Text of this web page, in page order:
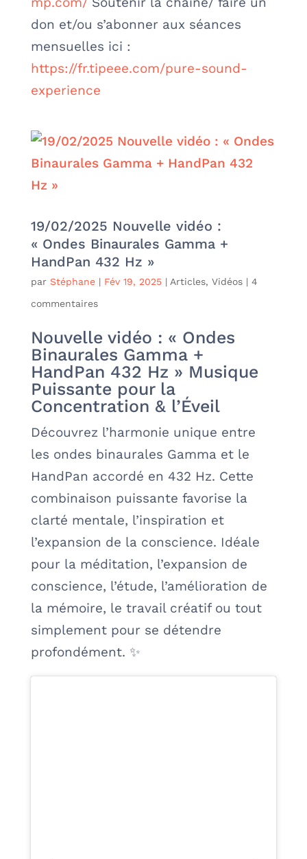
don et/ou s’abonner aux séances
mensuelles ici :
https://fr.tipeee.com/pure-sound-
experience
19/02/2025 Nouvelle vidéo :
« Ondes Binaurales Gamma +
HandPan 432 Hz »
par Stéphane| Fév 19, 2025| Articles, Vidéos| 4
commentaires
Nouvelle vidéo : « Ondes
Binaurales Gamma +
HandPan 432 Hz » Musique
Puissante pour la
Concentration & l’Éveil
Découvrez l’harmonie unique entre
les ondes binaurales Gamma et le
HandPan accordé en 432 Hz. Cette
combinaison puissante favorise la
clarté mentale, l’inspiration et
l’expansion de la conscience. Idéale
pour la méditation, l’expansion de
conscience, l’étude, l’amélioration de
la mémoire, le travail créatif ou tout
simplement pour se détendre
profondément. ✨